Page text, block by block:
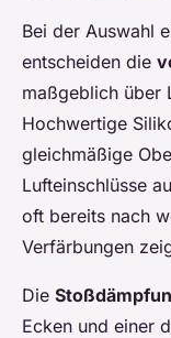
Bei der Auswahl
entscheiden die
maßgeblich über
Hochwertige
gleichmäßige
Lufteinschlüsse
oft bereits nach
Verfärbungen
Die
Ecken und einer